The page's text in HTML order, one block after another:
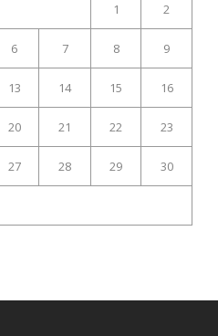
1 2
6 7 8 9
13 14 15 16
20 21 22 23
27 28 29 30